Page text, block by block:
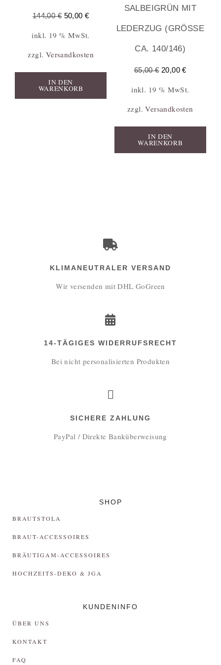
144,00€ 50,00 €
inkl. 19 % MwSt.
zzgl. Versandkosten
IN DEN
WARENKORB
SALBEIGRÜN MIT
LEDERZUG (GRÖSSE C
A. 140/146)
65,00€ 20,00€
inkl. 19 % MwSt.
zzgl.Versandkosten
IN DEN
WARENKORB
KLIMANEUTRALER VERSAND
Wir versenden mit DHL GoGreen
14-TÄGIGES WIDERRUFSRECHT
Bei nicht personalisierten Produkten
SICHERE ZAHLUNG
PayPal / Direkte Banküberweisung
SHOP
BRAUTSTOLA
BRAUT-ACCESSOIRES
BRÄUTIGAM-ACCESSOIRES
HOCHZEITS-DEKO & JGA
KUNDENINFO
ÜBER UNS
KONTAKT
FAQ